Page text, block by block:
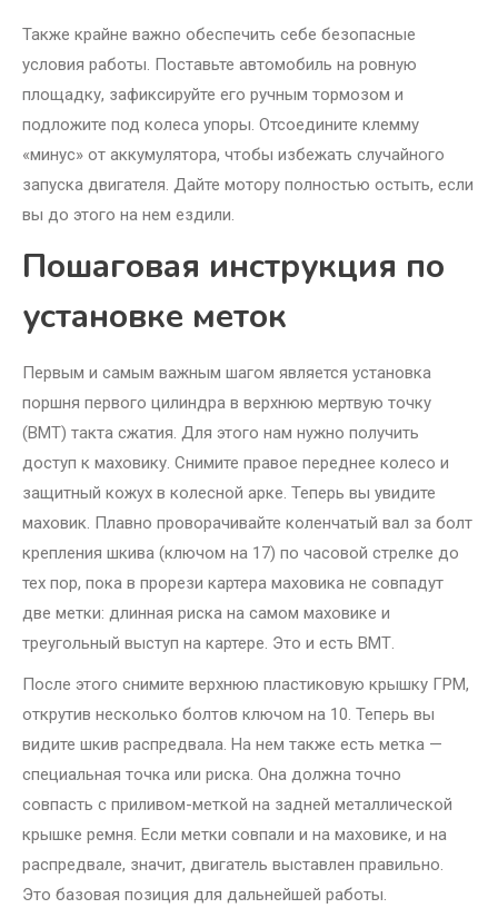
Также крайне важно обеспечить себе безопасные
условия работы. Поставьте автомобиль на ровную
площадку, зафиксируйте его ручным тормозом и
подложите под колеса упоры. Отсоедините клемму
«минус» от аккумулятора, чтобы избежать случайного
запуска двигателя. Дайте мотору полностью остыть, если
вы до этого на нем ездили.
Пошаговая инструкция по
установке меток
Первым и самым важным шагом является установка
поршня первого цилиндра в верхнюю мертвую точку
(ВМТ) такта сжатия. Для этого нам нужно получить
доступ к маховику. Снимите правое переднее колесо и
защитный кожух в колесной арке. Теперь вы увидите
маховик. Плавно проворачивайте коленчатый вал за болт
крепления шкива (ключом на 17) по часовой стрелке до
тех пор, пока в прорези картера маховика не совпадут
две метки: длинная риска на самом маховике и
треугольный выступ на картере. Это и есть ВМТ.
После этого снимите верхнюю пластиковую крышку ГРМ,
открутив несколько болтов ключом на 10. Теперь вы
видите шкив распредвала. На нем также есть метка —
специальная точка или риска. Она должна точно
совпасть с приливом-меткой на задней металлической
крышке ремня. Если метки совпали и на маховике, и на
распредвале, значит, двигатель выставлен правильно.
Это базовая позиция для дальнейшей работы.